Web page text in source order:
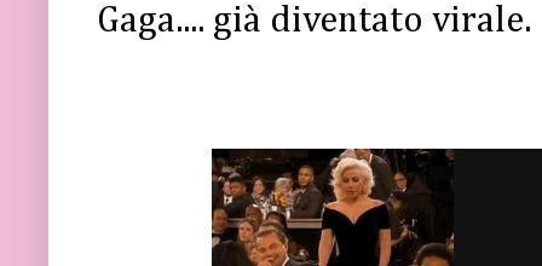
Gaga.... già diventato virale.